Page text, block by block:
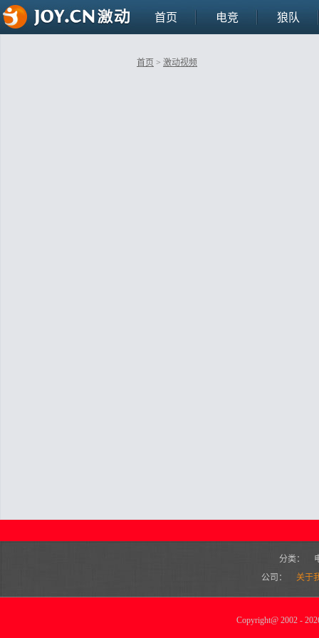
首页 电竞 狼队
首页 > 激动视频
分类：
公司：
关于
Copyright@2002 -